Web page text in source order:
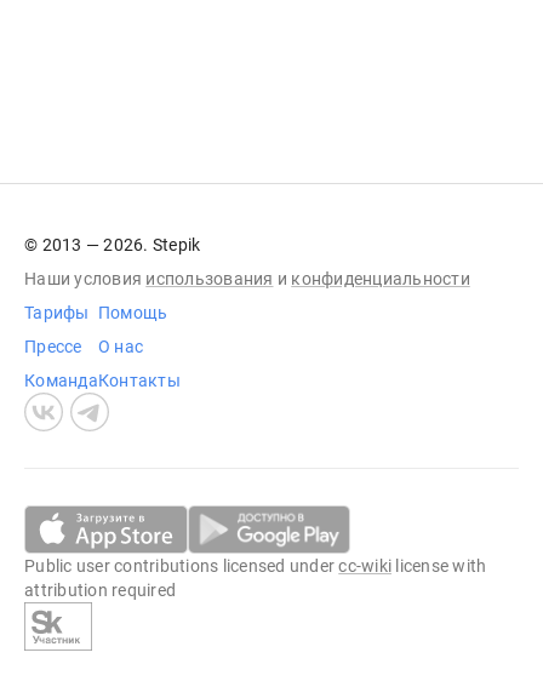
© 2013 — 2026. Stepik
Наши условия использования и конфиденциальности
Тарифы
Прессе
Команда
Помощь
О нас
Контакты
Public user contributions licensed undercc-wiki license with
attribution required